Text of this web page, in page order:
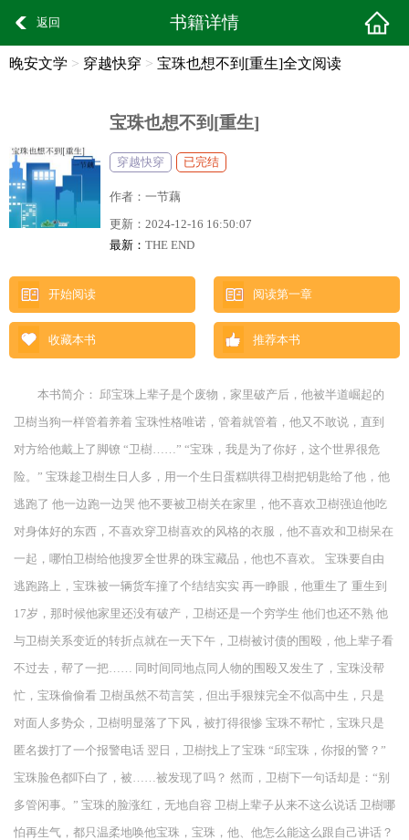
返回 书籍详情
晚安文学 > 穿越快穿 > 宝珠也想不到[重生]全文阅读
宝珠也想不到[重生]
穿越快穿 已完结
作者： 一节藕
更新： 2024-12-16 16:50:07
最新： THE END
开始阅读 阅读第一章
收藏本书 推荐本书
本书简介： 邱宝珠上辈子是个废物，家里破产后，他被半道崛起的
卫樹当狗一样管着养着 宝珠性格唯诺，管着就管着，他又不敢说，直到
对方给他戴上了脚镣 “卫樹……” “宝珠，我是为了你好，这个世界很危
险。” 宝珠趁卫樹生日人多，用一个生日蛋糕哄得卫樹把钥匙给了他，他
逃跑了 他一边跑一边哭 他不要被卫樹关在家里，他不喜欢卫樹强迫他吃
对身体好的东西，不喜欢穿卫樹喜欢的风格的衣服，他不喜欢和卫樹呆在
一起，哪怕卫樹给他搜罗全世界的珠宝藏品，他也不喜欢。 宝珠要自由
逃跑路上，宝珠被一辆货车撞了个结结实实 再一睁眼，他重生了 重生到
17岁，那时候他家里还没有破产，卫樹还是一个穷学生 他们也还不熟 他
与卫樹关系变近的转折点就在一天下午，卫樹被讨债的围殴，他上辈子看
不过去，帮了一把…… 同时间同地点同人物的围殴又发生了，宝珠没帮
忙，宝珠偷偷看 卫樹虽然不苟言笑，但出手狠辣完全不似高中生，只是
对面人多势众，卫樹明显落了下风，被打得很惨 宝珠不帮忙，宝珠只是
匿名拨打了一个报警电话 翌日，卫樹找上了宝珠 “邱宝珠，你报的警？”
宝珠脸色都吓白了，被……被发现了吗？ 然而，卫樹下一句话却是：“别
多管闲事。” 宝珠的脸涨红，无地自容 卫樹上辈子从来不这么说话 卫樹哪
怕再生气，都只温柔地唤他宝珠，宝珠，他、他怎么能这么跟自己讲话？